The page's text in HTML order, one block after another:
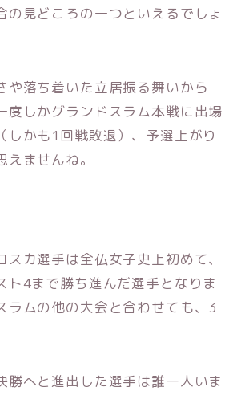
の見どころの一つといえるでしょ
や落ち着いた立居振る舞いから
度しかグランドスラム本戦に出場
しかも1回戦敗退）、予選上がり
ませんね。
スカ選手は全仏女子史上初めて、
ト4まで勝ち進んだ選手となりま
ラムの他の大会と合わせても、3
勝へと進出した選手は誰一人いま